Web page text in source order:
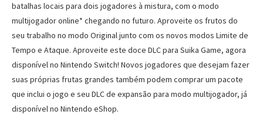
batalhas locais para dois jogadores à mistura, com o modo
multijogador online* chegando no futuro. Aproveite os frutos do
seu trabalho no modo Original junto com os novos modos Limite de
Tempo e Ataque. Aproveite este doce DLC para Suika Game, agora
disponível no Nintendo Switch! Novos jogadores que desejam fazer
suas próprias frutas grandes também podem comprar um pacote
que inclui o jogo e seu DLC de expansão para modo multijogador, já
disponível no Nintendo eShop.